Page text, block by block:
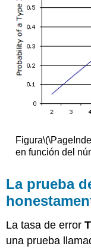
Figura
en función del
La prueba
La tasa de error
una prueba